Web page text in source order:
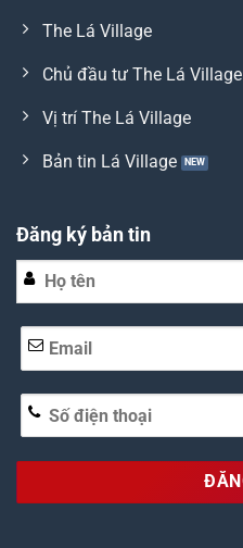
The Lá Village
Chủ đầu tư The Lá Village
Vị trí The Lá Village
Bản tin Lá Village
Đăng ký bản tin